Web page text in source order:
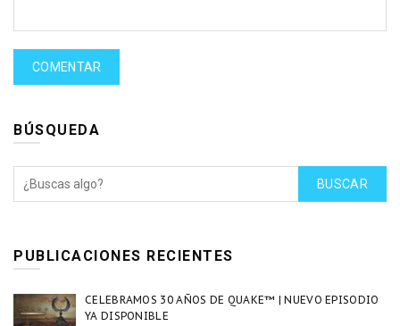
BÚSQUEDA
BUSCAR
PUBLICACIONES RECIENTES
CELEBRAMOS 30 AÑOS DE QUAKE™ | NUEVO EPISODIO
YA DISPONIBLE